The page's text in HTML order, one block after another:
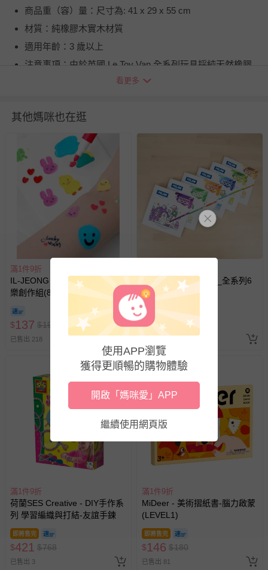
商品重（容）量：尺寸為: 41 x 29 x 55 cm
材質：純橡膠木實木材質
適用年齡：3 歲以上
注意事項：由於英國 Le Toy Van 全系列玩具採純天然橡膠
木實木所製，搭配純天然無毒漆，所以在商品上會有木質天
BSMI商品檢驗標識字號：M38383
您所購買的商品享有7天的鑑賞期／猶豫期權益，但此期間
並非試用期，您所退回的商品必須是未經使用的全新狀態，
包含完整包裝、配件、說明文件及贈品等。
如需退換貨，請於收到商品7天（含例假日內提出），如為
瑕疵退換貨所產生的運費，將由媽咪愛負責處理，若非瑕疵
退貨，您可至『查詢訂單』>『已出貨』中查詢該筆訂單，
至媽咪愛
與服務，謝謝。
針對滿件折/滿額贈…等活動，如因部份退貨，而該訂單保
留商品未達活動門檻，將以原價計算，活動贈品亦需一併退
回。
部分商品依據消費者保護法的規定，不適用七天鑑賞期/猶
豫期範圍：
易於腐敗、保存期限較短或解約時即將逾期（例如生鮮
商品、食品等）。
客製化商品（例如客製生日書、姓名貼等）。
報紙、期刊或雜誌（惟書籍如經拆封、使用，則酌收整
新費用）。
經消費者拆封之影音商品或電腦軟體（例如 DVD、CD
等）。
非以有形媒介提供之數位內容或一經提供即為完成之線
上服務，經消費者事先同意始提供（例如線上課程、遊
戲或活動點數等）。
已拆封之以下類型商品：
-個人衛生用品（例如尿布、貼身衣物、泳裝、襪子、地
看更多
其他媽咪也在逛
滿1件9折
IL-JEONG - 韓國手繪紋身貼貼
樂創作組(8色) (1入組)
$137 $190
已售出 218
MILAN - 童趣著色本_全系列6
本_20張/本
$539 900
滿1件9折
荷蘭SES Creative - DIY手作系
列 學習編織與打結-友誼手鍊
即將售完
$421 $768
已售出 3
滿1件9折
MiDeer - 美術摺紙書-腦力啟蒙
(LEVEL1)
即將售完
$146 $180
已售出 81
使用APP瀏覽
獲得更順暢的購物體驗
開啟「媽咪愛」APP
繼續使用網頁版